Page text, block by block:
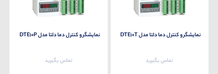
نمایشگر و کنترل دما دلتا مدل DTE10T
تماس بگیرید
نمایشگر و کنترل دما دلتا مدل DTE10P
تماس بگیرید